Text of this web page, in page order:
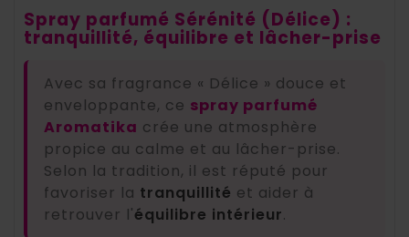
Spray parfumé Sérénité (Délice) :
tranquillité, équilibre et lâcher-prise
Avec sa fragrance « Délice » douce et
enveloppante, ce spray parfumé
Aromatika crée une atmosphère
propice au calme et au lâcher-prise.
Selon la tradition, il est réputé pour
favoriser la tranquillité et aider à
retrouver l'équilibre intérieur.